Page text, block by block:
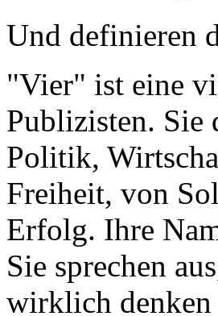
Und definieren
"Vier" ist eine
Publizisten. Sie
Politik,
Freiheit, von
Erfolg. Ihre
Sie sprechen
wirklich denken